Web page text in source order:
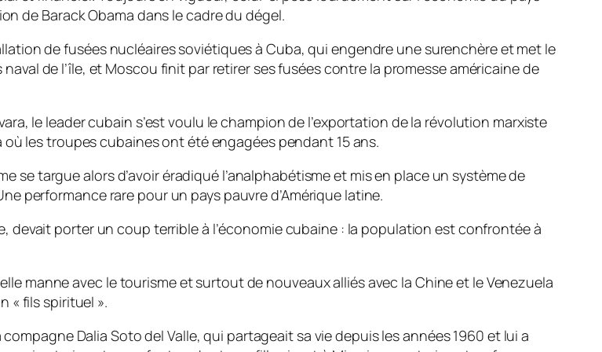
de Barack Obama dans le cadre du dégel.
de fusées nucléaires soviétiques à Cuba, qui engendre une surenchère et met le
de l’île, et Moscou finit par retirer ses fusées contre la promesse américaine de
le leader cubain s’est voulu le champion de l’exportation de la révolution marxiste
les troupes cubaines ont été engagées pendant 15 ans.
targue alors d’avoir éradiqué l’analphabétisme et mis en place un système de
performance rare pour un pays pauvre d’Amérique latine.
devait porter un coup terrible à l’économie cubaine : la population est confrontée à
manne avec le tourisme et surtout de nouveaux alliés avec la Chine et le Venezuela
« fils spirituel ».
Dalia Soto del Valle, qui partageait sa vie depuis les années 1960 et lui a